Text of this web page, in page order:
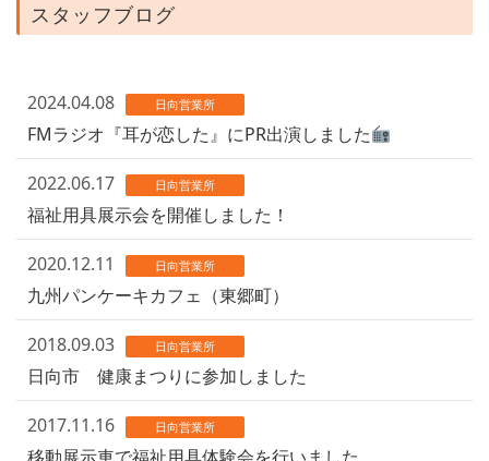
スタッフブログ
2024.04.08 日向営業所
FMラジオ『耳が恋した』にPR出演しました
2022.06.17 日向営業所
福祉用具展示会を開催しました！
2020.12.11 日向営業所
九州パンケーキカフェ（東郷町）
2018.09.03 日向営業所
日向市 健康まつりに参加しました
2017.11.16 日向営業所